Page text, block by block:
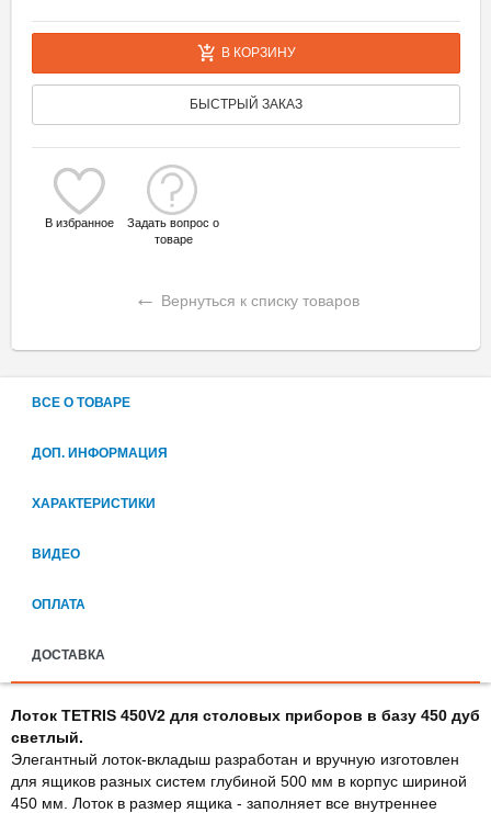
В КОРЗИНУ
БЫСТРЫЙ ЗАКАЗ
В избранное
Задать вопрос о
товаре
← Вернуться к списку товаров
ВСЕ О ТОВАРЕ
ДОП. ИНФОРМАЦИЯ
ХАРАКТЕРИСТИКИ
ВИДЕО
ОПЛАТА
ДОСТАВКА
Лоток TETRIS 450V2 для столовых приборов в базу 450 дуб
светлый.
Элегантный лоток-вкладыш разработан и вручную изготовлен
для ящиков разных систем глубиной 500 мм в корпус шириной
450 мм. Лоток в размер ящика - заполняет все внутреннее